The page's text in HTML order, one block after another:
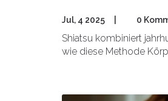
Jul, 4 2025 0
Shiatsu kombiniert
wie diese Methode